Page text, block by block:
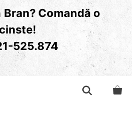
Bran? Comandă o
pe cinste!
525.874